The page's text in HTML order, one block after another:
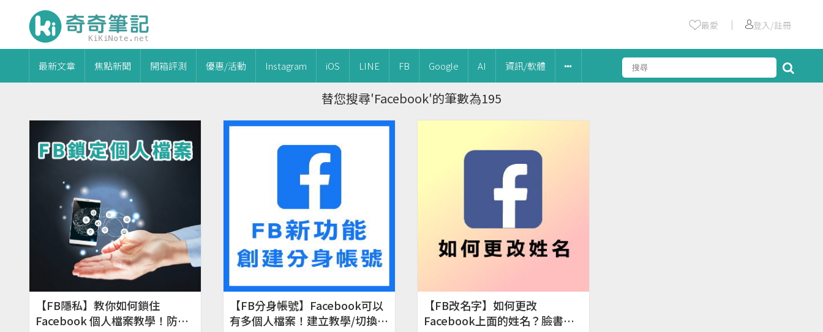
最愛 ｜ 登入/註冊
最新文章 焦點新聞 開箱評測 優惠/活動 Instagram iOS LINE FB Google AI 資訊/軟體
替您搜尋'Facebook'的筆數為195
【FB隱私】教你如何鎖住
Facebook 個人檔案教學！防止
【FB分身帳號】Facebook可以
有多個人檔案！建立教學/切換免
【FB改名字】如何更改
Facebook上面的姓名？臉書改